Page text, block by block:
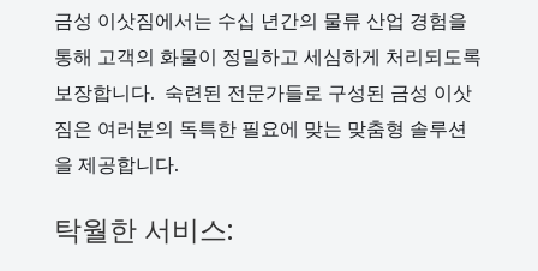
금성 이삿짐에서는 수십 년간의 물류 산업 경험을
통해 고객의 화물이 정밀하고 세심하게 처리되도록
보장합니다. 숙련된 전문가들로 구성된 금성 이삿
짐은 여러분의 독특한 필요에 맞는 맞춤형 솔루션
을 제공합니다.
탁월한 서비스: